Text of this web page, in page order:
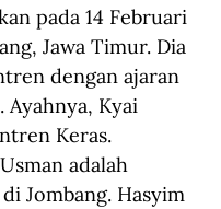
pada 14 Februari
Jawa Timur. Dia
dengan ajaran
Ayahnya, Kyai
Keras.
adalah
Jombang. Hasyim